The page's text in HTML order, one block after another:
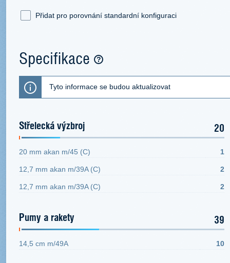
Přidat pro porovnání standardní konfiguraci
Specifikace
Tyto informace se budou aktualizovat
Střelecká výzbroj 20
20 mm akan m/45 (C) 1
12,7 mm akan m/39A (C) 2
12,7 mm akan m/39A (C) 2
Pumy a rakety 39
14,5 cm m/49A 10